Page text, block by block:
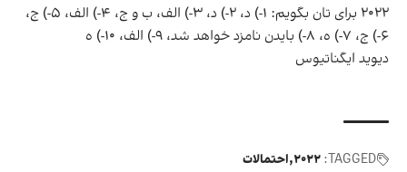
۲۰۲۲ برای تان بگویم: ۱-) د، ۲-) د، ۳-) الف، ب و ج، ۴-) الف، ۵-) ج،
۶-) ج، ۷-) ه، ۸-) بایدن نامزد خواهد شد، ۹-) الف، ۱۰-) ه
دیوید ایگناتیوس
TAGGED: ۲۰۲۲ احتمالات